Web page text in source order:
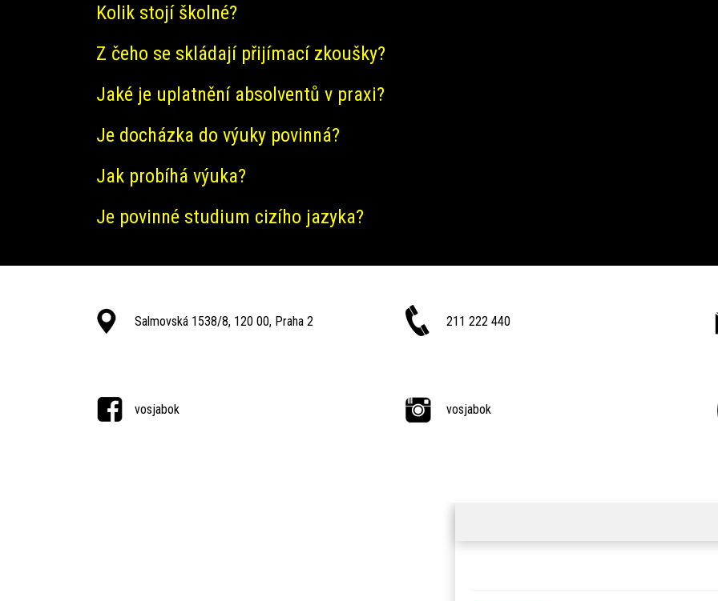
Kolik stojí školné?
Z čeho se skládají přijímací zkoušky?
Jaké je uplatnění absolventů v praxi?
Je docházka do výuky povinná?
Jak probíhá výuka?
Je povinné studium cizího jazyka?
Salmovská 1538/8, 120 00, Praha 2 211 222 440
vosjabok vosjabok